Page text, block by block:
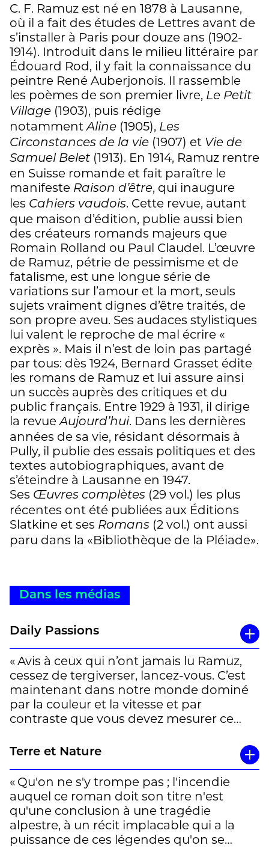
C. F. Ramuz est né en 1878 à Lausanne,
où il a fait des études de Lettres avant de
s’installer à Paris pour douze ans (1902-
1914). Introduit dans le milieu littéraire par
Édouard Rod, il y fait la connaissance du
peintre René Auberjonois. Il rassemble
les poèmes de son premier livre, Le Petit
Village (1903), puis rédige
notammentAline (1905), Les
Circonstances de la vie (1907) et Vie de
Samuel Belet (1913). En 1914, Ramuz rentre
en Suisse romande et fait paraître le
manifeste Raison d’être, qui inaugure
les Cahiers vaudois. Cette revue, autant
que maison d’édition, publie aussi bien
des créateurs romands majeurs que
Romain Rolland ou Paul Claudel. L’œuvre
de Ramuz, pétrie de pessimisme et de
fatalisme, est une longue série de
variations sur l’amour et la mort, seuls
sujets vraiment dignes d’être traités, de
son propre aveu. Ses audaces stylistiques
lui valent le reproche de mal écrire «
exprès ». Mais il n’est de loin pas partagé
par tous: dès 1924, Bernard Grasset édite
les romans de Ramuz et lui assure ainsi
un succès auprès des critiques et du
public français. Entre 1929 à 1931, il dirige
la revueAujourd’hui. Dans les dernières
années de sa vie, résidant désormais à
Pully, il publie des essais politiques et des
textes autobiographiques, avant de
s’éteindre à Lausanne en 1947.
Ses Œuvres complètes (29 vol.) les plus
récentes ont été publiées aux Éditions
Slatkine et ses Romans (2 vol.) ont aussi
paru dans la «Bibliothèque de la Pléiade».
Dans les médias
Daily Passions
« Avis à ceux qui n’ont jamais lu Ramuz,
cessez de tergiverser, lancez-vous. C’est
maintenant dans notre monde dominé
par la couleur et la vitesse et par
contraste que vous devez mesurer ce
y trompez pas, si comme dans ce roman
transhumance, de froid de communauté
de ‘langue’ ou de religion, il parle de
notre humanité, de notre vie. » Noé
Gaillard
Terre et Nature
« Qu'on ne s'y trompe pas ; l'incendie
auquel ce roman doit son titre n'est
qu'une conclusion à une tragédie
alpestre, à un récit implacable qui a la
puissance de ces légendes qu'on se